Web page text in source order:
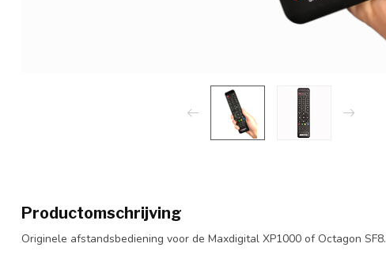
Productomschrijving
Originele afstandsbediening voor de Maxdigital XP1000 of Octagon SF8.